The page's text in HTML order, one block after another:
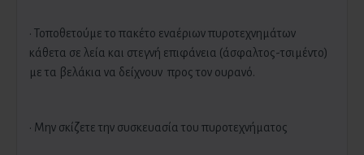
· Τοποθετούμε το πακέτο εναέριων πυροτεχνημάτων
κάθετα σε λεία και στεγνή επιφάνεια (άσφαλτος-τσιμέντο)
με τα βελάκια να δείχνουν προς τον ουρανό.
· Μην σκίζετε την συσκευασία του πυροτεχνήματος